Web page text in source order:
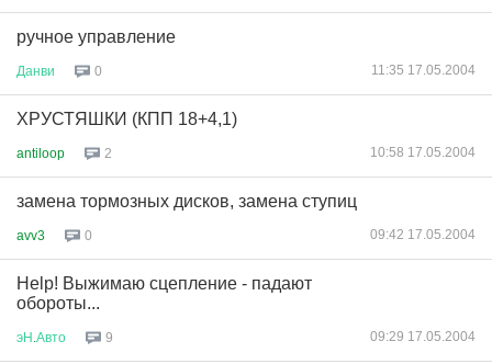
ручное управление
Данви 0 11:35 17.05.2004
ХРУСТЯШКИ (КПП 18+4,1)
antiloop 2 10:58 17.05.2004
замена тормозных дисков, замена ступиц
avv3 0 09:42 17.05.2004
Help! Выжимаю сцепление - падают
обороты...
эН Авто 9 09:29 17.05.2004